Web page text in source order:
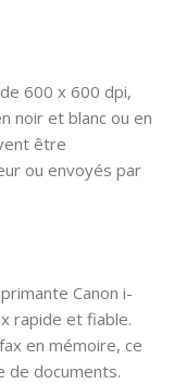
600 x 600 dpi,
noir et blanc ou en
être
ou envoyés par
Canon i-
rapide et fiable.
en mémoire, ce
de documents.